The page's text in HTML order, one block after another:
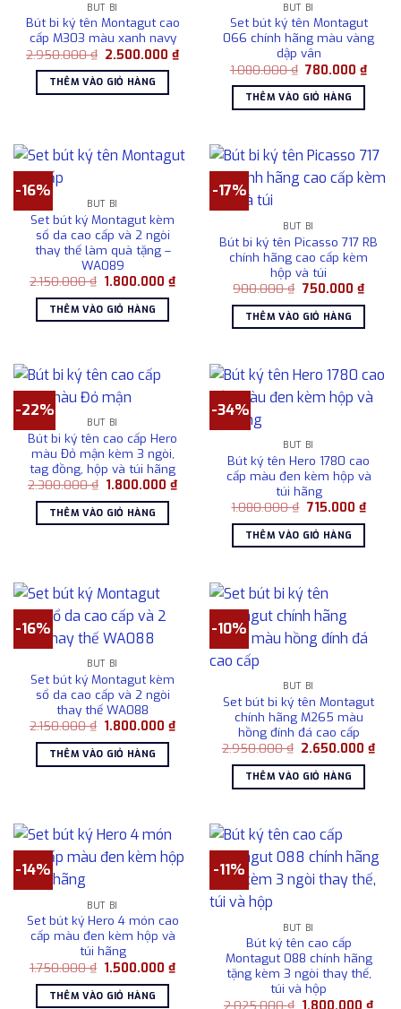
BÚT BI
Bút bi ký tên Montagut cao
cấp M303 màu xanh navy
2.950.000₫ Giá
là:
2.950.000 ₫.
2.500.000₫Giá
hiện
2.500.000 ₫.
THÊM VÀO GIỎ HÀNG
BÚT BI
Set bút ký tên Montagut
066 chính hãng màu vàng
dập vân
1.080.000₫ Giá
là:
1.080.000 ₫.
780.000₫Giá
hiện
THÊM VÀO GIỎ HÀNG
-16%
BÚT BI
Set bút ký Montagut kèm
sổ da cao cấp và 2 ngòi
thay thế làm quà tặng –
WA089
2.150.000₫ Giá
là:
2.150.000 ₫.
1.800.000₫Giá
hiện
1.800.000 ₫.
THÊM VÀO GIỎ HÀNG
-17%
BÚT BI
Bút bi ký tên Picasso 717 RB
chính hãng cao cấp kèm
hộp và túi
900.000₫ Giá
là:
900.000 ₫.
750.000 ₫Giá
hiện
tại
THÊM VÀO GIỎ HÀNG
-22%
BÚT BI
Bút bi ký tên cao cấp Hero
màu Đỏ mận kèm 3 ngòi,
tag đồng, hộp và túi hãng
2.300.000₫ Giá
là:
2.300.000 ₫.
1.800.000₫Giá
hiện
1.800.000 ₫.
THÊM VÀO GIỎ HÀNG
-34%
BÚT BI
Bút ký tên Hero 1780 cao
cấp màu đen kèm hộp và
túi hãng
1.080.000₫ Giá
là:
1.080.000 ₫.
715.000 ₫Giá
hiện
THÊM VÀO GIỎ HÀNG
-16%
BÚT BI
Set bút ký Montagut kèm
sổ da cao cấp và 2 ngòi
thay thế WA088
2.150.000₫ Giá
là:
2.150.000 ₫.
1.800.000₫Giá
THÊM VÀO GIỎ HÀNG
-10%
BÚT BI
Set bút bi ký tên Montagut
chính hãng M265 màu
hồng đính đá cao cấp
2.950.000₫ Giá
là:
2.950.000 ₫.
2.650.000₫Giá
THÊM VÀO GIỎ HÀNG
-14%
BÚT BI
Set bút ký Hero 4 món cao
cấp màu đen kèm hộp và
túi hãng
1.750.000₫ Giá
là:
1.750.000 ₫.
1.500.000₫Giá
hiện
THÊM VÀO GIỎ HÀNG
-11%
BÚT BI
Bút ký tên cao cấp
Montagut 088 chính hãng
tặng kèm 3 ngòi thay thế,
túi và hộp
2.025.000₫ Giá
1.800.000₫Giá